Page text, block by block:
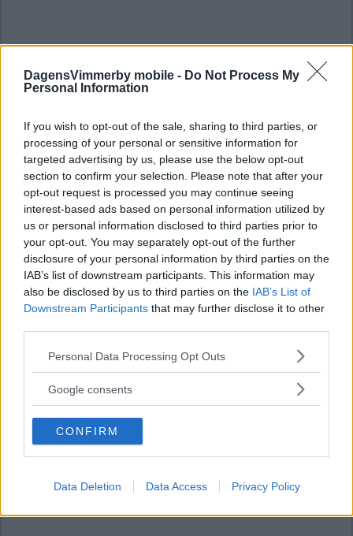
DagensVimmerby mobile - Do Not Process My
Personal Information
If you wish to opt-out of the sale, sharing to third parties, or
processing of your personal or sensitive information for
targeted advertising by us, please use the below opt-out
section to confirm your selection. Please note that after your
opt-out request is processed you may continue seeing
interest-based ads based on personal information utilized by
us or personal information disclosed to third parties prior to
your opt-out. You may separately opt-out of the further
disclosure of your personal information by third parties on the
IAB’s list of downstream participants. This information may
also be disclosed by us to third parties on the IAB’s List of
Downstream Participants that may further disclose it to other
Please note that this website/app uses one or more Google
not limited to your visit or usage behaviour. You may click to
use your data for below specified purposes in below Google
consent section.
Personal Data Processing Opt Outs
Google consents
CONFIRM
Data Deletion Data Access Privacy Policy